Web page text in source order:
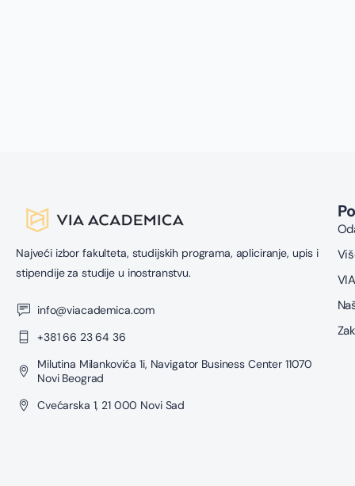
Najveći izbor fakulteta, studijskih programa, apliciranje, upis i
stipendije za studije u inostranstvu.
info@viacademica.com
+381 66 23 64 36
Milutina Milankovića 1i, Navigator Business Center 11070
Novi Beograd
Cvećarska 1, 21 000 Novi Sad